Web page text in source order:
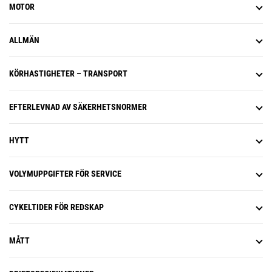
MOTOR
ALLMÄN
KÖRHASTIGHETER – TRANSPORT
EFTERLEVNAD AV SÄKERHETSNORMER
HYTT
VOLYMUPPGIFTER FÖR SERVICE
CYKELTIDER FÖR REDSKAP
MÅTT